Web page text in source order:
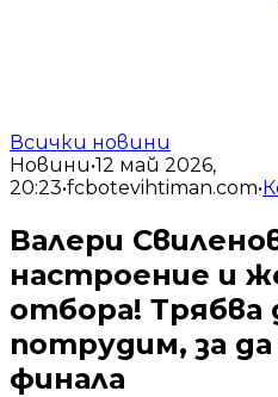
Всички новини
Новини•12 май 2026,
20:23•fcbotevihtiman.com•
Валери
настроение и
отбора! Трябва
потрудим, за
финала